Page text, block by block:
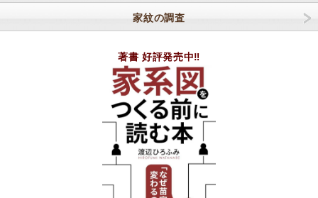
家紋の調査
著書 好評発売中‼